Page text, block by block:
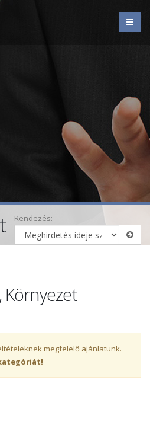
Rendezés:
Környezet
megfelelő ajánlatunk.